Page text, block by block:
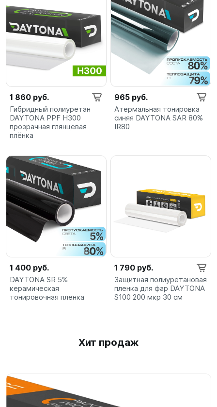
1 860 руб.
Гибридный полиуретан
DAYTONA PPF H300
прозрачная глянцевая
плёнка
965 руб.
Атермальная тонировка
синяя DAYTONA SAR 80%
IR80
1 400 руб.
DAYTONA SR 5%
керамическая
тонировочная пленка
1 790 руб.
Защитная полиуретановая
пленка для фар DAYTONA
S100 200 мкр 30 см
Хит продаж